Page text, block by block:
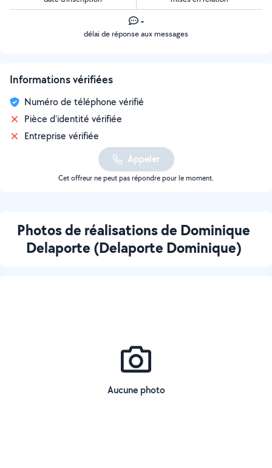
-
délai de réponse aux messages
Informations vérifiées
Numéro de téléphone vérifié
Pièce d'identité vérifiée
Entreprise vérifiée
Appeler
Cet offreur ne peut pas répondre pour le moment.
Photos de réalisations de Dominique
Delaporte (Delaporte Dominique)
Aucune photo